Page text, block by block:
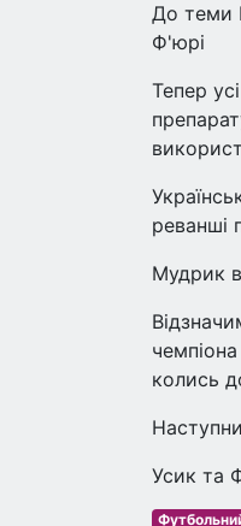
До теми
Ф'юрі
Тепер
реванші
Мудрик
колись
Усик та